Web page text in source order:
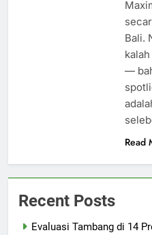
Bali.
—
Read
Recent Posts
Evaluasi Tambang di 14